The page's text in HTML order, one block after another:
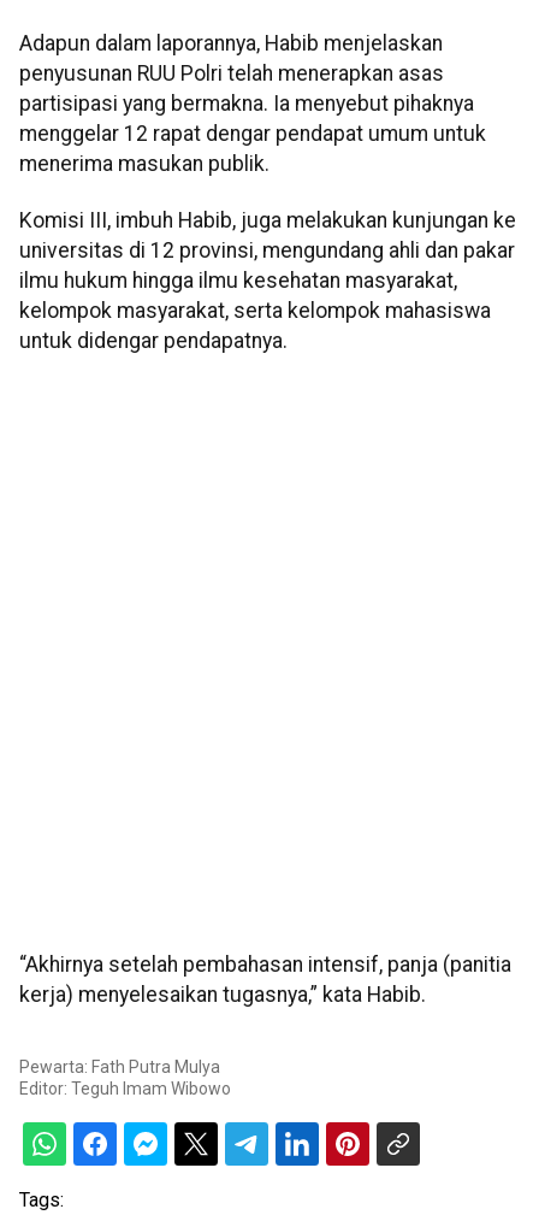
Adapun dalam laporannya, Habib menjelaskan
penyusunan RUU Polri telah menerapkan asas
partisipasi yang bermakna. Ia menyebut pihaknya
menggelar 12 rapat dengar pendapat umum untuk
menerima masukan publik.
Komisi III, imbuh Habib, juga melakukan kunjungan ke
universitas di 12 provinsi, mengundang ahli dan pakar
ilmu hukum hingga ilmu kesehatan masyarakat,
kelompok masyarakat, serta kelompok mahasiswa
untuk didengar pendapatnya.
“Akhirnya setelah pembahasan intensif, panja (panitia
kerja) menyelesaikan tugasnya,” kata Habib.
Pewarta: Fath Putra Mulya
Editor: Teguh Imam Wibowo
Tags: